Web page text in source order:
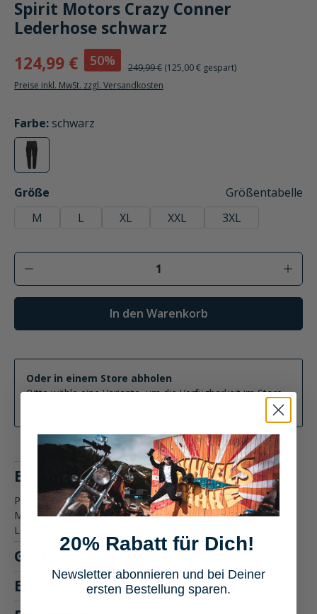
Spirit Motors Crazy Conner
Lederhose schwarz
124,99 €
50% 249,99 € (125,00 € gespart)
Preise inkl. MwSt. zzgl. Versandkosten
Farbe
auswählen
: schwarz
schwarz
(Diese Option ist zurzeit nicht verfügbar.)
Größe
auswählen
Größentabelle
M
L XL XXL 3XL
Produkt Anzahl: Gib den gewünschten
In den Warenkorb
Oder in einem Store abholen
Bitte wähle eine Variante, um die Verfügbarkeit im Store
Beschreibung
Produktbeschreibung: Spirit Motors Crazy Conner Lederhose
Motorradbekleidung Die Spirit Motors Crazy Conner
Lederhose biete…
Größentabelle
Eigenschaften
20% Rabatt für Dich!
Newsletter abonnieren und bei Deiner
ersten Bestellung sparen.